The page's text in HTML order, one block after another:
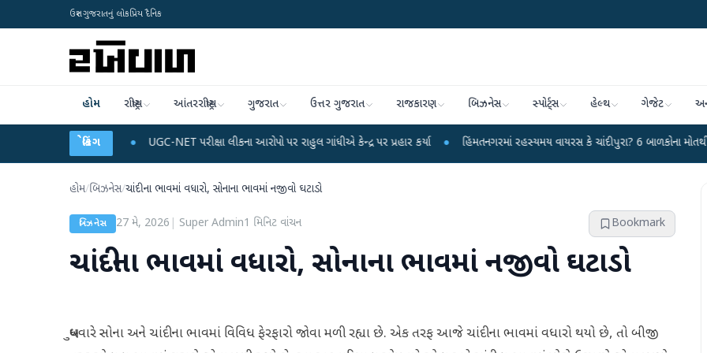
ઉત્તર ગુજરાતનું લોકપ્રિય દૈનિક
હોમ રાષ્ટ્રીય આંતરરાષ્ટ્રીય ગુજરાત ઉત્તર ગુજરાત રાજકારણ બિઝનેસ સ્પોર્ટ્સ હેલ્થ ગેજેટ
બ્રેકિંગ
UGC-NET પરીક્ષા લીકના આરોપો પર રાહુલ ગાંધીએ કેન્દ્ર પર પ્રહાર કર્યા ● હિંમતનગરમાં રહસ્યમય વાયરસ કે ચાંદીપુરા? 6 બાળકોના મોતથી ફફડાટ ●
હોમ/બિઝનેસ/ચાંદીના ભાવમાં વધારો, સોનાના ભાવમાં નજીવો ઘટાડો
બિઝનેસ 27 મે, 2026 Super Admin1 મિનિટ વાંચન Bookmark
ચાંદીના ભાવમાં વધારો, સોનાના ભાવમાં નજીવો ઘટાડો
બુધવારે સોના અને ચાંદીના ભાવમાં વિવિધ ફેરફારો જોવા મળી રહ્યા છે. એક તરફ આજે ચાંદીના ભાવમાં વધારો થયો છે, તો બીજી